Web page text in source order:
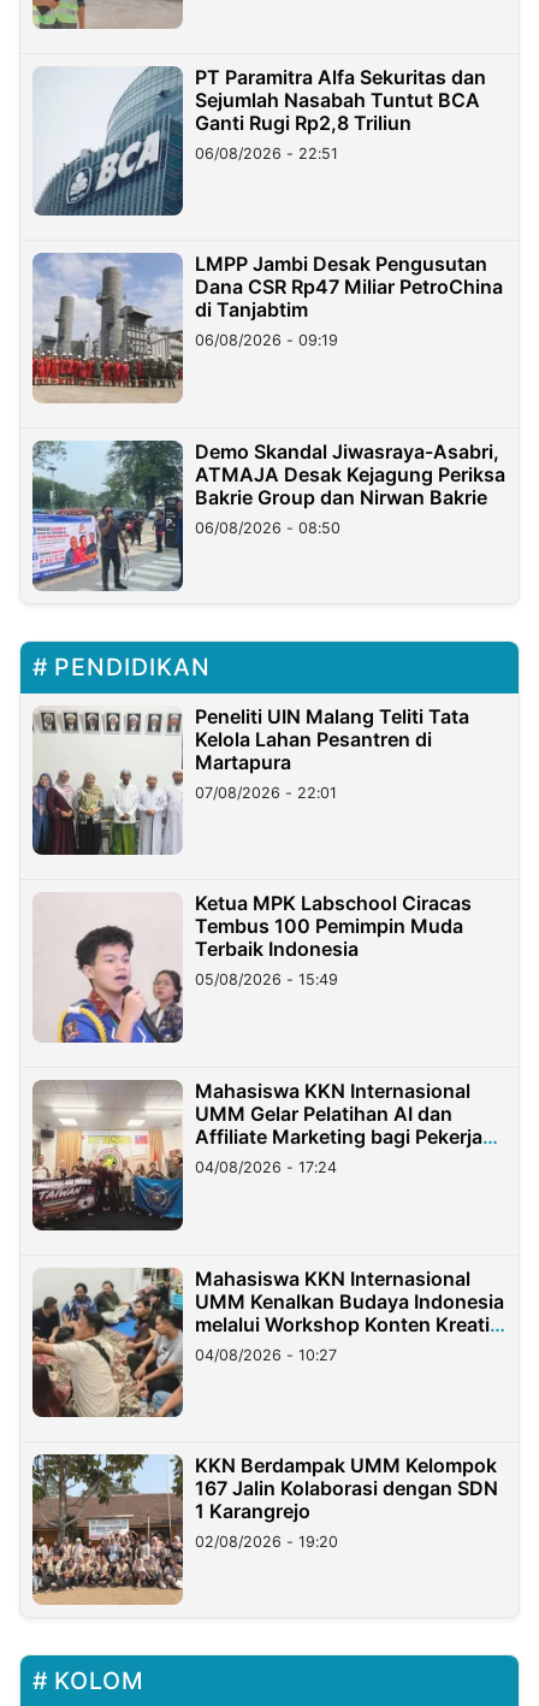
PT Paramitra Alfa Sekuritas dan
Sejumlah Nasabah Tuntut BCA
Ganti Rugi Rp2,8 Triliun
06/08/2026 - 22:51
LMPP Jambi Desak Pengusutan
Dana CSR Rp47 Miliar PetroChina
di Tanjabtim
06/08/2026 - 09:19
Demo Skandal Jiwasraya-Asabri,
ATMAJA Desak Kejagung Periksa
Bakrie Group dan Nirwan Bakrie
06/08/2026 - 08:50
PENDIDIKAN
Peneliti UIN Malang Teliti Tata
Kelola Lahan Pesantren di
Martapura
07/08/2026 - 22:01
Ketua MPK Labschool Ciracas
Tembus 100 Pemimpin Muda
Terbaik Indonesia
05/08/2026 - 15:49
Mahasiswa KKN Internasional
UMM Gelar Pelatihan AI dan
Affiliate Marketing bagi Pekerja
Migran Indonesia di Taiwan
04/08/2026 - 17:24
Mahasiswa KKN Internasional
UMM Kenalkan Budaya Indonesia
melalui Workshop Konten Kreatif
di Taiwan
04/08/2026 - 10:27
KKN Berdampak UMM Kelompok
167 Jalin Kolaborasi dengan SDN
1 Karangrejo
02/08/2026 - 19:20
KOLOM